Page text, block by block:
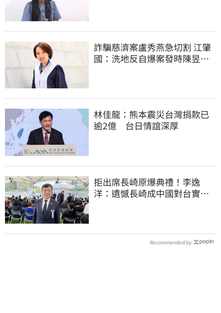
詐騙慈濟案盧秀燕急切割 江肇
國：洗地反自爆案發時陳昱瑄
林佳龍：熊本震災台灣捐款已
逾2億 台日情誼深厚
拒出席長崎原爆典禮！李逸
洋：遺憾長崎成中國對台實施
Recommended by